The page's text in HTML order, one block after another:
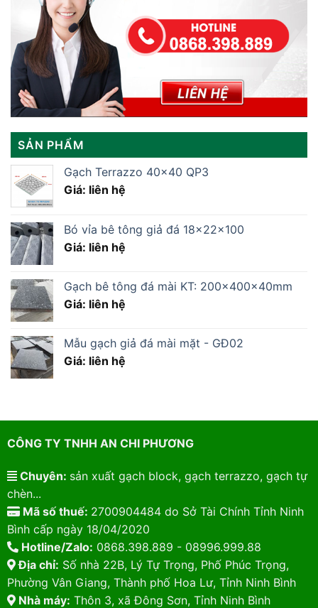
SẢN PHẨM
Gạch Terrazzo 40×40 QP3
Giá: liên hệ
Bó vỉa bê tông giả đá 18x22x100
Giá: liên hệ
Gạch bê tông đá mài KT: 200x400x40mm
Giá: liên hệ
Mẫu gạch giả đá mài mặt - GĐ02
Giá: liên hệ
CÔNG TY TNHH AN CHI PHƯƠNG
Chuyên: sản xuất gạch block, gạch terrazzo, gạch tự
chèn...
Mã số thuế: 2700904484 do Sở Tài Chính Tỉnh Ninh
Bình cấp ngày 18/04/2020
Hotline/Zalo: 0868.398.889 - 08996.999.88
Địa chỉ: Số nhà 22B, Lý Tự Trọng, Phố Phúc Trọng,
Phường Vân Giang, Thành phố Hoa Lư, Tỉnh Ninh Bình
Nhà máy: Thôn 3, xã Đông Sơn, Tỉnh Ninh Bình